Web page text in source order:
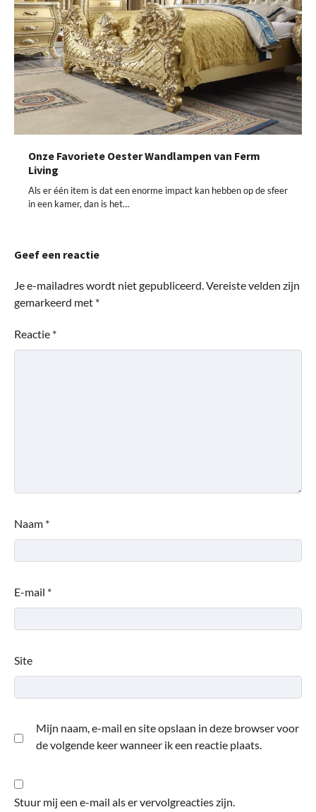
Onze Favoriete Oester Wandlampen van Ferm
Living
Als er één item is dat een enorme impact kan hebben op de sfeer
in een kamer, dan is het…
Geef een reactie
Je e-mailadres wordt niet gepubliceerd.Vereiste velden zijn
gemarkeerd met *
Reactie *
Naam *
E-mail *
Site
Mijn naam, e-mail en site opslaan in deze browser voor
de volgende keer wanneer ik een reactie plaats.
Stuur mij een e-mail als er vervolgreacties zijn.